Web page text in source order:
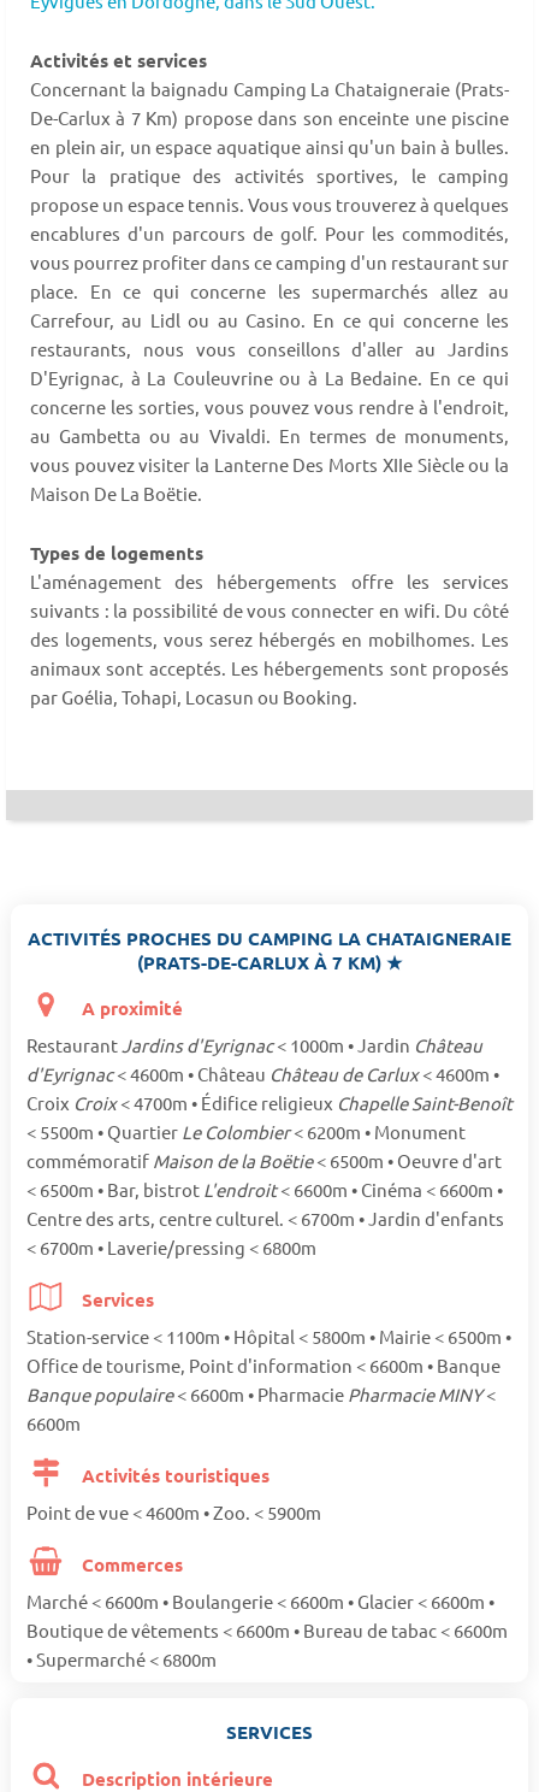
Activités et services
Concernant la baignadu Camping La Chataigneraie (Prats-
De-Carlux à 7 Km) propose dans son enceinte une piscine
en plein air, un espace aquatique ainsi qu'un bain à bulles.
Pour la pratique des activités sportives, le camping
propose un espace tennis. Vous vous trouverez à quelques
encablures d'un parcours de golf. Pour les commodités,
vous pourrez profiter dans ce camping d'un restaurant sur
place. En ce qui concerne les supermarchés allez au
Carrefour, au Lidl ou au Casino. En ce qui concerne les
restaurants, nous vous conseillons d'aller au Jardins
D'Eyrignac, à La Couleuvrine ou à La Bedaine. En ce qui
concerne les sorties, vous pouvez vous rendre à l'endroit,
au Gambetta ou au Vivaldi. En termes de monuments,
vous pouvez visiter la Lanterne Des Morts XIIe Siècle ou la
Maison De La Boëtie.
Types de logements
L'aménagement des hébergements offre les services
suivants : la possibilité de vous connecter en wifi. Du côté
des logements, vous serez hébergés en mobilhomes. Les
animaux sont acceptés. Les hébergements sont proposés
par Goélia, Tohapi, Locasun ou Booking.
ACTIVITÉS PROCHES DU CAMPING LA CHATAIGNERAIE
(PRATS-DE-CARLUX À 7 KM) ★
A proximité
Restaurant Jardins d'Eyrignac< 1000m • Jardin Château
d'Eyrignac< 4600m • Château Château de Carlux< 4600m •
Croix Croix< 4700m • Édifice religieux Chapelle Saint-Benoît
< 5500m • Quartier Le Colombier< 6200m • Monument
commémoratif Maison de la Boëtie< 6500m • Oeuvre d'art
< 6500m • Bar, bistrot L'endroit< 6600m • Cinéma < 6600m •
Centre des arts, centre culturel. < 6700m • Jardin d'enfants
< 6700m • Laverie/pressing < 6800m
Services
Station-service < 1100m • Hôpital < 5800m • Mairie < 6500m •
Office de tourisme, Point d'information < 6600m • Banque
Banque populaire< 6600m • Pharmacie Pharmacie MINY<
6600m
Activités touristiques
Point de vue < 4600m • Zoo. < 5900m
Commerces
Marché < 6600m • Boulangerie < 6600m • Glacier < 6600m •
Boutique de vêtements < 6600m • Bureau de tabac < 6600m
• Supermarché < 6800m
SERVICES
Description intérieure